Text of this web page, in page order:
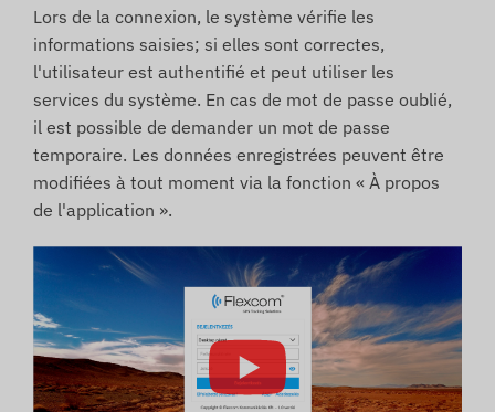
Lors de la connexion, le système vérifie les
informations saisies; si elles sont correctes,
l'utilisateur est authentifié et peut utiliser les
services du système. En cas de mot de passe oublié,
il est possible de demander un mot de passe
temporaire. Les données enregistrées peuvent être
modifiées à tout moment via la fonction « À propos
de l'application ».